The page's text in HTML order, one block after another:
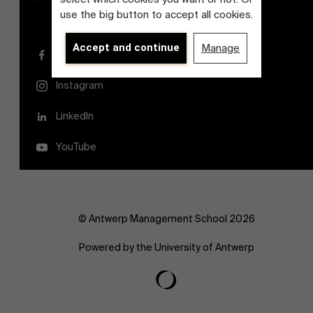
use the big button to accept all cookies.
Accept and continue Manage
Facebook
Instagram
LinkedIn
YouTube
© Antwerp Management School 2026
Powered by the University of Antwerp